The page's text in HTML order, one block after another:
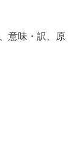
意味・訳、原